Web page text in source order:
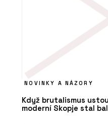
NOVINKY A NÁZORY
Když brutalismus
moderní Skopje stal